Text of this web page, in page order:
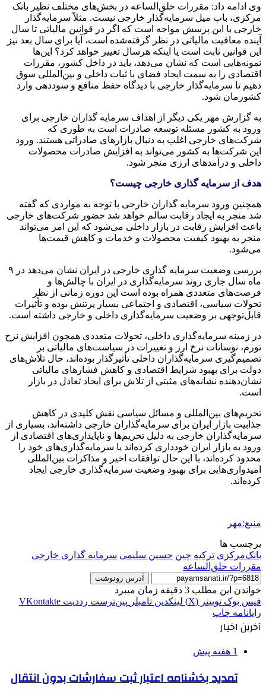
وی ادامه داد: مقررات خلق‌الساعه در بخش‌های مختلف نظیر بانک
مرکزی، باب میل سرمایه‌گذار خارجی نیست. مثلاً سرمایه‌گذار
خارجی با این پرسش مواجه است که اگر در قوانین مالیاتی تا سال
آینده معافیت مالیاتی در نظر گرفته‌شده است، آیا برای سال بعد نیز
این قوانین ثابت است یا اینکه هرسال تغییر خواهد کرد؟ این‌ها
نمونه‌هایی است که نشان می‌دهد، باید در داخل کشور، مقررات
اقتصادی را به سمت ایجاد فضای با ثبات داخلی و بین‌المللی سوق
دهیم تا سرمایه‌گذار خارجی با دیدگاه حفظ منافع و سوددهی وارد
کشورمان شود.
به گزارش مهر یکی دیگر از اهداف سرمایه گذاران خارجی برای
ورود به کشور مسئله توسعه صادرات است به طوری که
شرکت‌های خارجی اغلب به دنبال بازارهای صادراتی هستند. ورود
این شرکت‌ها به کشور می‌تواند به افزایش صادرات محصولات
داخلی و درآمدهای ارزی منجر شود.
هدف از سرمایه گذاری خارجی چیست؟
همچنین ورود سرمایه گذاران خارجی با توجه به مواردی که گفته
شد منجر به ایجاد رقابت سالم خواهد شد حضور شرکت‌های خارجی
باعث افزایش رقابت در بازار داخلی می‌شود که این امر می‌تواند
منجر به بهبود کیفیت محصولات و خدمات و کاهش قیمت‌ها
می‌شود.‌
بررسی وضعیت سرمایه گذاری خارجی در ایران نشان می‌دهد در ۹
ماه سال جاری روند سرمایه‌گذاری در ایران با چالش‌ها و
فرصت‌های متعددی همراه بوده است این دوره زمانی از نظر
تحولات سیاسی، اقتصادی و اجتماعی بسیار پرتنش بوده و تأثیرات
قابل‌توجهی بر وضعیت سرمایه‌گذاری داخلی و خارجی داشته است.
در زمینه سرمایه‌گذاری داخلی، تحولات متعددی همچون افزایش نرخ
تورم، نوسانات نرخ ارز و تغییرات در سیاست‌های مالیاتی بر
تصمیم‌گیری سرمایه‌گذاران داخلی تأثیرگذار بوده‌اند، حال تلاش‌های
دولت برای بهبود شرایط اقتصادی و کاهش فشارهای مالیاتی
نشان‌دهنده نشانه‌های مثبتی از تلاش برای ایجاد تعادل در بازار
است.
تحریم‌های بین‌المللی و مسائل سیاسی نقش کلیدی در کاهش
جذابیت بازار ایران برای سرمایه‌گذاران خارجی داشته‌اند، بسیاری از
سرمایه‌گذاران خارجی به دلیل تحریم‌ها و ناپایداری‌های اقتصادی از
ورود به بازار ایران خودداری کرده‌اند یا سرمایه‌گذاری‌های خود را
محدود کرده‌اند، با این حال توافقات اخیر و مذاکرات بین‌المللی
امیدواری‌هایی برای بهبود وضعیت سرمایه‌گذاری خارجی ایجاد
کرده‌اند.
منبع:مهر
برچسب ها
بانک‌مرکزی ترکیه چین حسین سلیمی سرمایه گذاری خارجی
مقررات خلق‌الساعه
آدرس رونوشت
خواندن این مطلب 3 دقیقه زمان میبرد
فیس بوک توییتر (X) لینکدین ‫تامبلر ‫پین‌ترست ‫رددیت ‫VKontakte
رایانامه چاپ
آخرین اخبار
1 هفته پیش
تمدید بخشنامه اعتبار ثبت سفارشات بدون انتقال